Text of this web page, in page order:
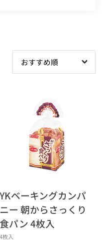
YKベーキングカンパ
ニー 朝からさっくり
食パン 4枚入
4枚入